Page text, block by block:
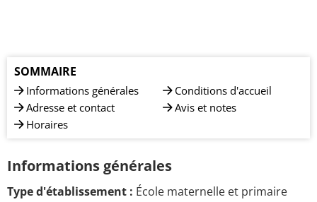
SOMMAIRE
Informations générales
Adresse et contact
Horaires
Conditions d'accueil
Avis et notes
Informations générales
Type d'établissement : École maternelle et primaire